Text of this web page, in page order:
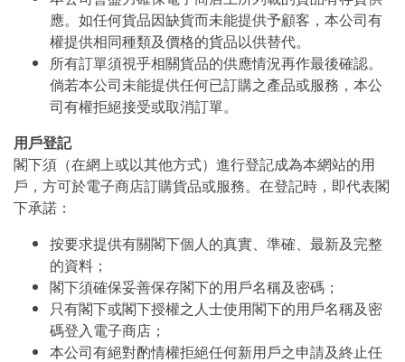
應。如任何貨品因缺貨而未能提供予顧客，本公司有
權提供相同種類及價格的貨品以供替代。
所有訂單須視乎相關貨品的供應情況再作最後確認。
倘若本公司未能提供任何已訂購之產品或服務，本公
司有權拒絕接受或取消訂單。
用戶登記
閣下須（在網上或以其他方式）進行登記成為本網站的用
戶，方可於電子商店訂購貨品或服務。在登記時，即代表閣
下承諾：
按要求提供有關閣下個人的真實、準確、最新及完整
的資料；
閣下須確保妥善保存閣下的用戶名稱及密碼；
只有閣下或閣下授權之人士使用閣下的用戶名稱及密
碼登入電子商店；
本公司有絕對酌情權拒絕任何新用戶之申請及終止任